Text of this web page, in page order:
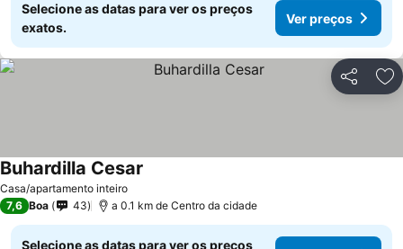
Selecione as datas para ver os preços
exatos.
Ver preços
Partilhar
Casa/apartamento inteiro
Buhardilla Cesar
7,6 Boa 43 a 0.1 km de Centro da cidade
Selecione as datas para ver os preços